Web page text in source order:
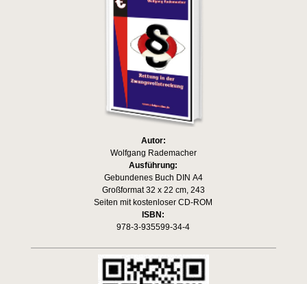
Autor:
Wolfgang Rademacher
Ausführung:
Gebundenes Buch DIN A4
Großformat 32 x 22 cm, 243
Seiten mit kostenloser CD-ROM
ISBN:
978-3-935599-34-4